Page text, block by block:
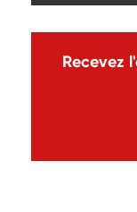
Recevez